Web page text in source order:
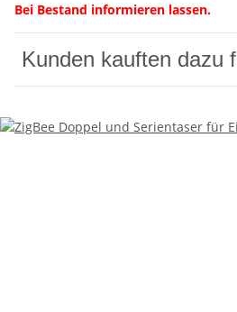
Bei Bestand informieren lassen.
Kunden kauften dazu